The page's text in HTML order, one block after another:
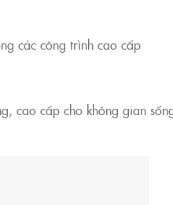
các công trình cao cấp
cao cấp cho không gian